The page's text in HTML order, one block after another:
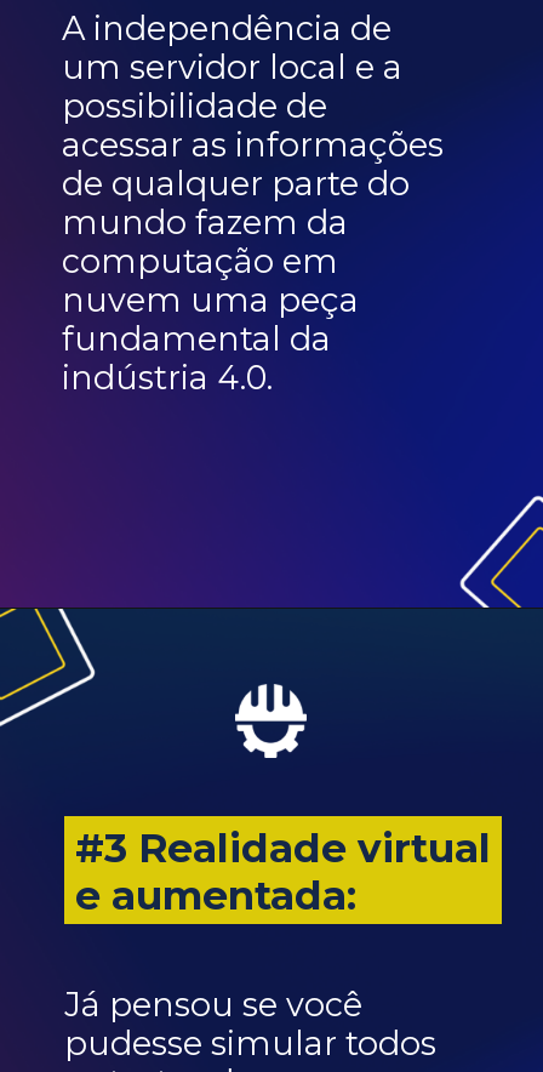
A independência de
um servidor local e a
possibilidade de
acessar as informações
de qualquer parte do
mundo fazem da
computação em
nuvem uma peça
fundamental da
indústria 4.0.
Já pensou se você
pudesse simular todos
#3 Realidade virtual
e aumentada: